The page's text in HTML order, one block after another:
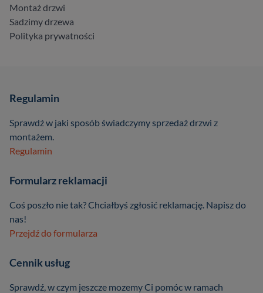
Montaż drzwi
Sadzimy drzewa
Polityka prywatności
Regulamin
Sprawdź w jaki sposób świadczymy sprzedaż drzwi z
montażem.
Regulamin
Formularz reklamacji
Coś poszło nie tak? Chciałbyś zgłosić reklamację. Napisz do
nas!
Przejdź do formularza
Cennik usług
Sprawdź, w czym jeszcze mozemy Ci pomóc w ramach